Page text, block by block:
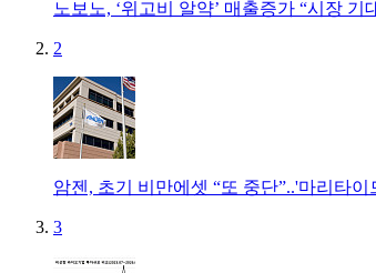
노보노, ‘위고비 알약’ 매출증가 “시장 기
2
암젠, 초기 비만에셋 “또 중단”..'마리타이
3